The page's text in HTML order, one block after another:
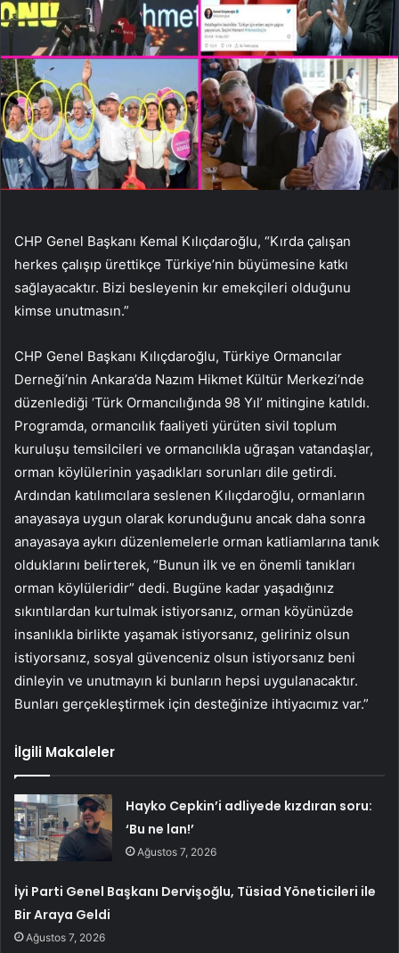
CHP Genel Başkanı Kemal Kılıçdaroğlu, “Kırda çalışan
herkes çalışıp ürettikçe Türkiye’nin büyümesine katkı
sağlayacaktır. Bizi besleyenin kır emekçileri olduğunu
kimse unutmasın.”
CHP Genel Başkanı Kılıçdaroğlu, Türkiye Ormancılar
Derneği’nin Ankara’da Nazım Hikmet Kültür Merkezi’nde
düzenlediği ‘Türk Ormancılığında 98 Yıl’ mitingine katıldı.
Programda, ormancılık faaliyeti yürüten sivil toplum
kuruluşu temsilcileri ve ormancılıkla uğraşan vatandaşlar,
orman köylülerinin yaşadıkları sorunları dile getirdi.
Ardından katılımcılara seslenen Kılıçdaroğlu, ormanların
anayasaya uygun olarak korunduğunu ancak daha sonra
anayasaya aykırı düzenlemelerle orman katliamlarına tanık
olduklarını belirterek, “Bunun ilk ve en önemli tanıkları
orman köylüleridir” dedi. Bugüne kadar yaşadığınız
sıkıntılardan kurtulmak istiyorsanız, orman köyünüzde
insanlıkla birlikte yaşamak istiyorsanız, geliriniz olsun
istiyorsanız, sosyal güvenceniz olsun istiyorsanız beni
dinleyin ve unutmayın ki bunların hepsi uygulanacaktır.
Bunları gerçekleştirmek için desteğinize ihtiyacımız var.”
İlgili Makaleler
Hayko Cepkin’i adliyede kızdıran soru:
‘Bu ne lan!’
Ağustos 7, 2026
İyi Parti Genel Başkanı Dervişoğlu, Tüsiad Yöneticileri ile
Bir Araya Geldi
Ağustos 7, 2026